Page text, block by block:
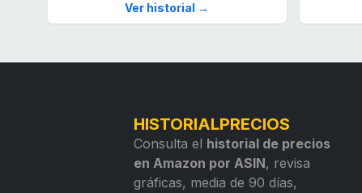
Ver historial →
HISTORIALPRECIOS
Consulta el historial de precios
en Amazon por ASIN, revisa
gráficas, media de 90 días,